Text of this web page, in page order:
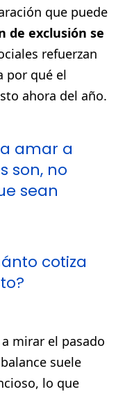
que puede
de exclusión se
refuerzan
por qué el
ahora del año.
amar a
son, no
sean
cotiza
mirar el pasado
suele
lo que